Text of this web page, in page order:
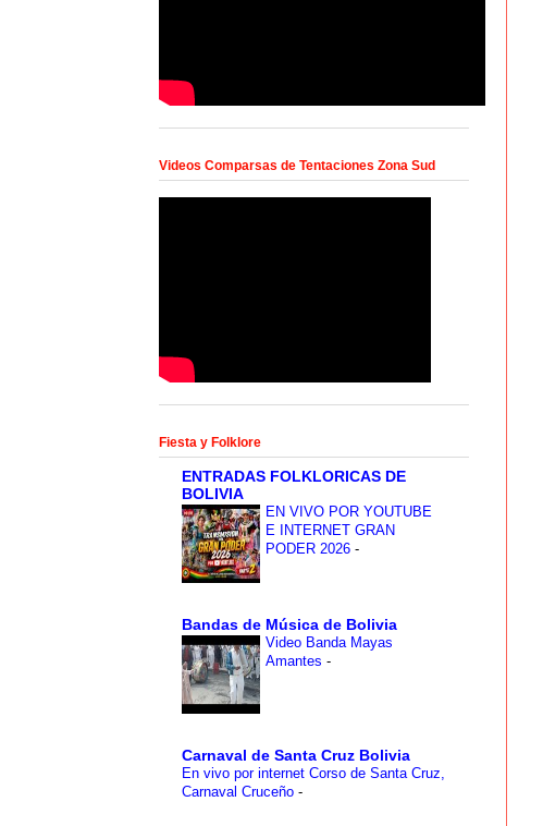
Videos Comparsas de Tentaciones Zona Sud
Fiesta y Folklore
ENTRADAS FOLKLORICAS DE
BOLIVIA
EN VIVO POR YOUTUBE
E INTERNET GRAN
PODER 2026 -
Bandas de Música de Bolivia
Video Banda Mayas
Amantes -
Carnaval de Santa Cruz Bolivia
En vivo por internet Corso de Santa Cruz,
Carnaval Cruceño -